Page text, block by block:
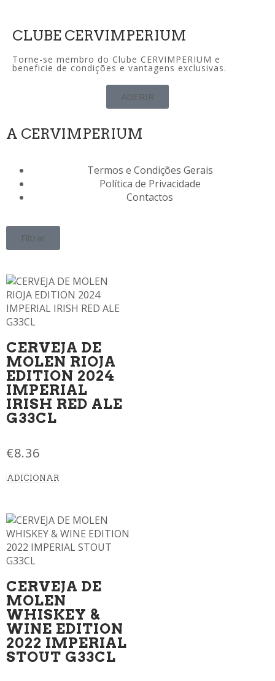
CLUBE CERVIMPERIUM
Torne-se membro do Clube CERVIMPERIUM e
beneficie de condições e vantagens exclusivas.
ADERIR
A CERVIMPERIUM
Termos e Condições Gerais
Política de Privacidade
Contactos
Filtrar
CERVEJA DE
MOLEN RIOJA
EDITION 2024
IMPERIAL
IRISH RED ALE
G33CL
€8.36
ADICIONAR
CERVEJA DE
MOLEN
WHISKEY &
WINE EDITION
2022 IMPERIAL
STOUT G33CL